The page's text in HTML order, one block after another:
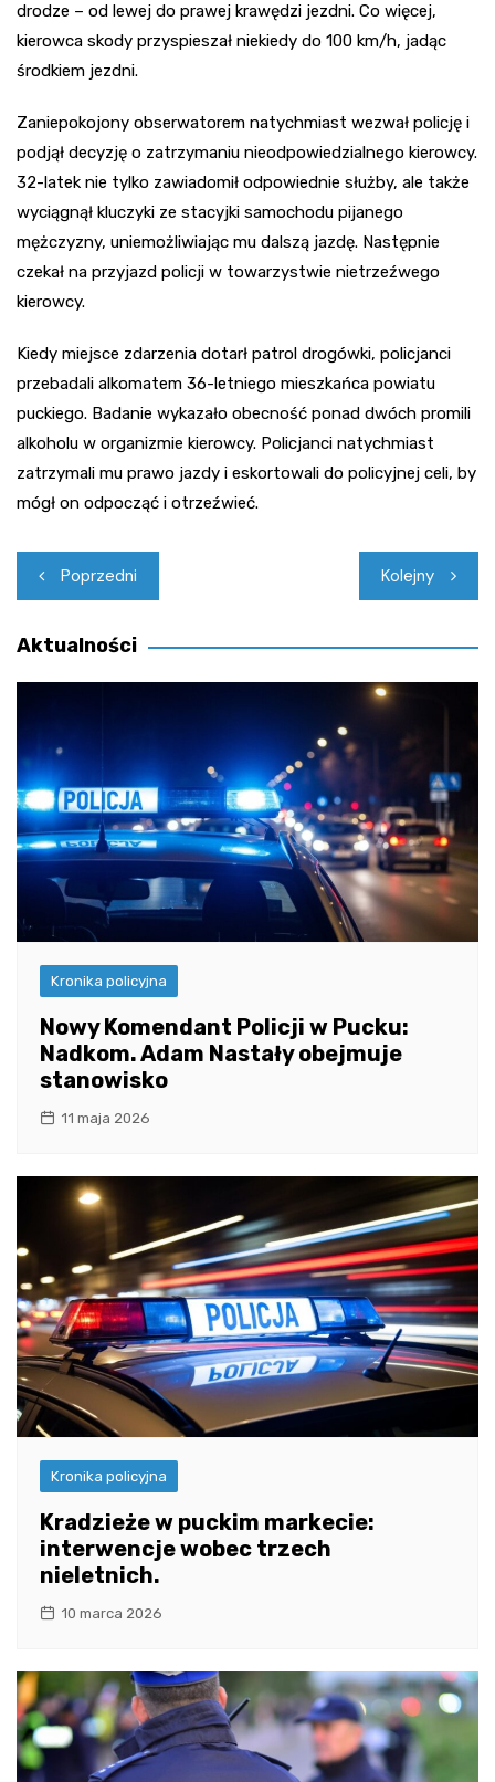
drodze – od lewej do prawej krawędzi jezdni. Co więcej,
kierowca skody przyspieszał niekiedy do 100 km/h, jadąc
środkiem jezdni.
Zaniepokojony obserwatorem natychmiast wezwał policję i
podjął decyzję o zatrzymaniu nieodpowiedzialnego kierowcy.
32-latek nie tylko zawiadomił odpowiednie służby, ale także
wyciągnął kluczyki ze stacyjki samochodu pijanego
mężczyzny, uniemożliwiając mu dalszą jazdę. Następnie
czekał na przyjazd policji w towarzystwie nietrzeźwego
kierowcy.
Kiedy miejsce zdarzenia dotarł patrol drogówki, policjanci
przebadali alkomatem 36-letniego mieszkańca powiatu
puckiego. Badanie wykazało obecność ponad dwóch promili
alkoholu w organizmie kierowcy. Policjanci natychmiast
zatrzymali mu prawo jazdy i eskortowali do policyjnej celi, by
mógł on odpocząć i otrzeźwieć.
Nawigacja
wpisu
Poprzedni Kolejny
Aktualności
Kronika policyjna
Nowy Komendant Policji w Pucku:
Nadkom. Adam Nastały obejmuje
stanowisko
11 maja 2026
Kronika policyjna
Kradzieże w puckim markecie:
interwencje wobec trzech
nieletnich.
10 marca 2026